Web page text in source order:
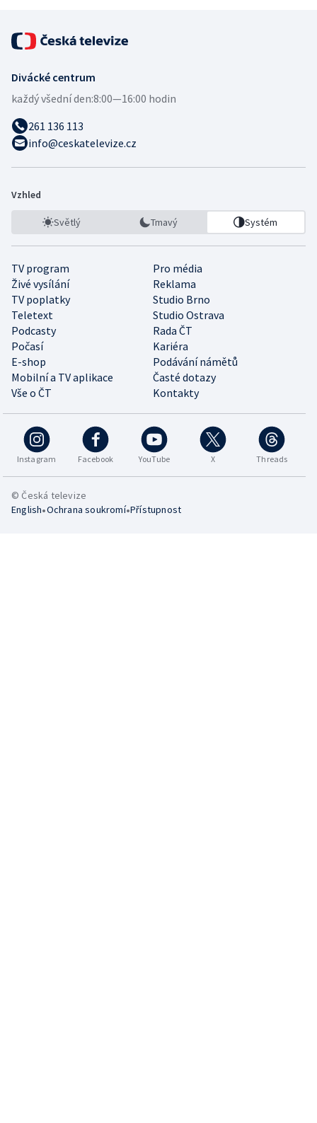
Divácké centrum
každý všední den:8:00—16:00 hodin
261 136 113
info@ceskatelevize.cz
Vzhled
Světlý Tmavý Systém
TV program
Pro média
Živé vysílání
Reklama
TV poplatky
Studio Brno
Teletext
Studio Ostrava
Podcasty
Rada ČT
Počasí
Kariéra
E-shop
Podávání námětů
Mobilní a TV aplikace
Časté dotazy
Vše o ČT
Kontakty
Instagram Facebook YouTube X Threads
© Česká televize
English•Ochrana soukromí•Přístupnost